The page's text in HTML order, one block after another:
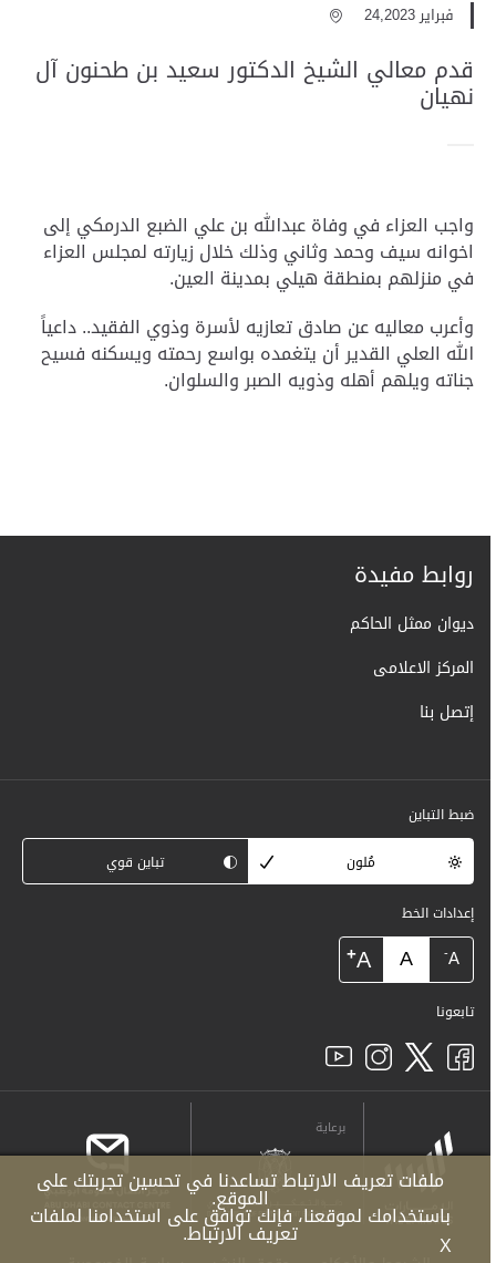
فبراير 24,2023
قدم معالي الشيخ الدكتور سعيد بن طحنون آل
نهيان
واجب العزاء في وفاة عبدالله بن علي الضبع الدرمكي إلى
اخوانه سيف وحمد وثاني وذلك خلال زيارته لمجلس العزاء
في منزلهم بمنطقة هيلي بمدينة العين.
وأعرب معاليه عن صادق تعازيه لأسرة وذوي الفقيد.. داعياً
الله العلي القدير أن يتغمده بواسع رحمته ويسكنه فسيح
جناته ويلهم أهله وذويه الصبر والسلوان.
روابط مفيدة
ديوان ممثل الحاكم
المركز الاعلامى
إتصل بنا
ضبط التباين
مُلون
تباين قوي
إعدادات الخط
A
-
A
A
+
تابعونا
برعاية
X
ملفات تعريف الارتباط تساعدنا في تحسين تجربتك على
الموقع.
باستخدامك لموقعنا، فإنك توافق على استخدامنا لملفات
تعريف الارتباط.